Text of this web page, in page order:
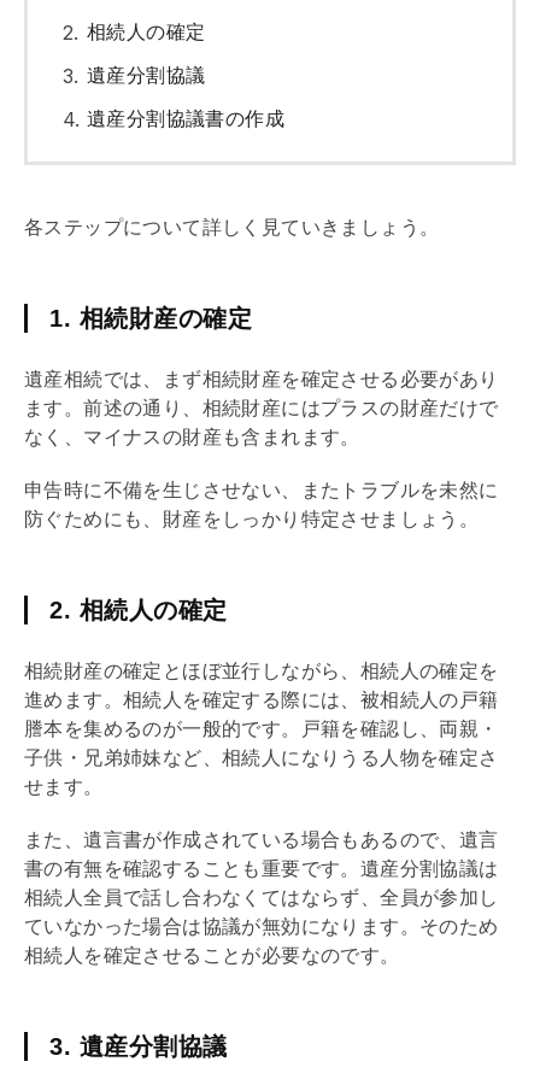
相続人の確定
遺産分割協議
遺産分割協議書の作成
各ステップについて詳しく見ていきましょう。
1. 相続財産の確定
遺産相続では、まず相続財産を確定させる必要があり
ます。前述の通り、相続財産にはプラスの財産だけで
なく、マイナスの財産も含まれます。
申告時に不備を生じさせない、またトラブルを未然に
防ぐためにも、財産をしっかり特定させましょう。
2. 相続人の確定
相続財産の確定とほぼ並行しながら、相続人の確定を
進めます。相続人を確定する際には、被相続人の戸籍
謄本を集めるのが一般的です。戸籍を確認し、両親・
子供・兄弟姉妹など、相続人になりうる人物を確定さ
せます。
また、遺言書が作成されている場合もあるので、遺言
書の有無を確認することも重要です。遺産分割協議は
相続人全員で話し合わなくてはならず、全員が参加し
ていなかった場合は協議が無効になります。そのため
相続人を確定させることが必要なのです。
3. 遺産分割協議